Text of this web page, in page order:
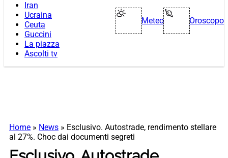
Iran
Ucraina
Ceuta
Guccini
La piazza
Ascolti tv
Meteo Oroscopo
Home » News » Esclusivo. Autostrade, rendimento stellare
al 27%. Choc dai documenti segreti